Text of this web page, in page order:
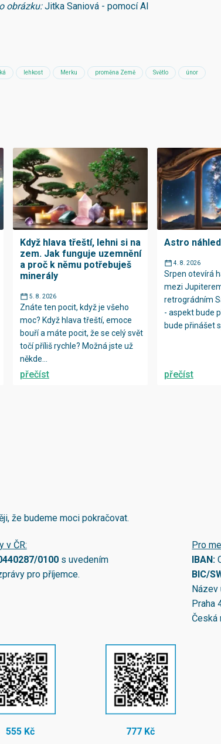
obrázku:Jitka Saniová - pomocí AI
lehkost Merku proměna Země Světlo únor
Když hlava třeští, lehni si na
zem. Jak funguje uzemnění
a proč k němu potřebuješ
minerály
5. 8. 2026
Znáte ten pocit, když je všeho
moc? Když hlava třeští, emoce
bouří a máte pocit, že se celý svět
točí příliš rychle? Možná jste už
někde...
přečíst
Astro
4. 8. 2026
Srpen otevírá
mezi
retrográdním
- aspekt bude
bude přinášet
přečíst
že budeme moci pokračovat.
v ČR:
0100s uvedením
pro příjemce.
Pro
IBAN:
BIC/
Název
Praha
Česká
555 Kč 777 Kč